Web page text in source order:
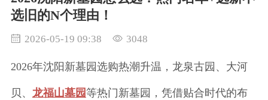
选旧的N个理由！
2026-05-19 09:38 3048
2026年沈阳新墓园选购热潮升温，龙泉古园、大河
贝、 龙福山墓园等热门新墓园，凭借贴合时代的布